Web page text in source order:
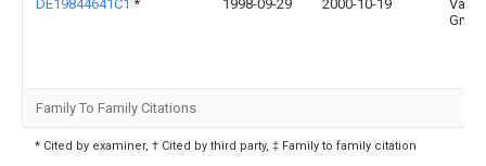
DE19844641C1 * 1998-09-29 2000-10-19
Gmbh
Family To Family Citations
* Cited by examiner, † Cited by third party, ‡ Family to family citation